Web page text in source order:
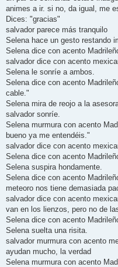
animes a ir. si no, da igual, me
Dices: "gracias"
salvador parece más tranquilo
Selena hace un gesto restando
Selena dice con acento
salvador dice con acento
Selena le sonríe a ambos.
Selena dice con acento
cable."
Selena mira de reojo a la
salvador sonríe.
Selena murmura con acento
bueno ya me entendéis."
salvador dice con acento
Selena dice con acento
Selena suspira hondamente.
Selena dice con acento
meteoro nos tiene demasiada
salvador dice con acento
van en los lienzos, pero no de
Selena dice con acento
Selena suelta una risita.
salvador murmura con acento
ayudan mucho, la verdad
Selena murmura con acento